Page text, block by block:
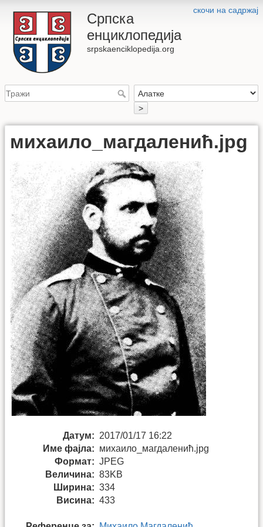
скочи на садржај
Српска
енциклопедија
srpskaenciklopedija.org
>
михаило_магдаленић.jpg
Датум: 2017/01/17 16:22
Име фајла: михаило_магдаленић.jpg
Формат: JPEG
Величина: 83KB
Ширина: 334
Висина: 433